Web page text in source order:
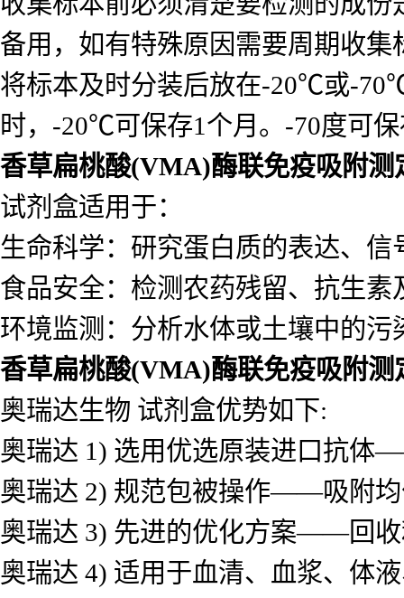
备用，如有特殊原因需要周期收集
将标本及时分装后放在-20℃或-
时，-20℃可保存1个月。-70度可
香草扁桃酸(VMA)酶联免疫吸附测
试剂盒适用于：
生命科学：研究蛋白质的表达、信
食品安全：检测农药残留、抗生素
环境监测：分析水体或土壤中的
香草扁桃酸(VMA)酶联免疫吸附测
奥瑞达生物 试剂盒优势如下:
奥瑞达 1) 选用优选原装进口抗
奥瑞达 2) 规范包被操作——吸附
奥瑞达 3) 先进的优化方案——回
奥瑞达 4) 适用于血清、血浆、体